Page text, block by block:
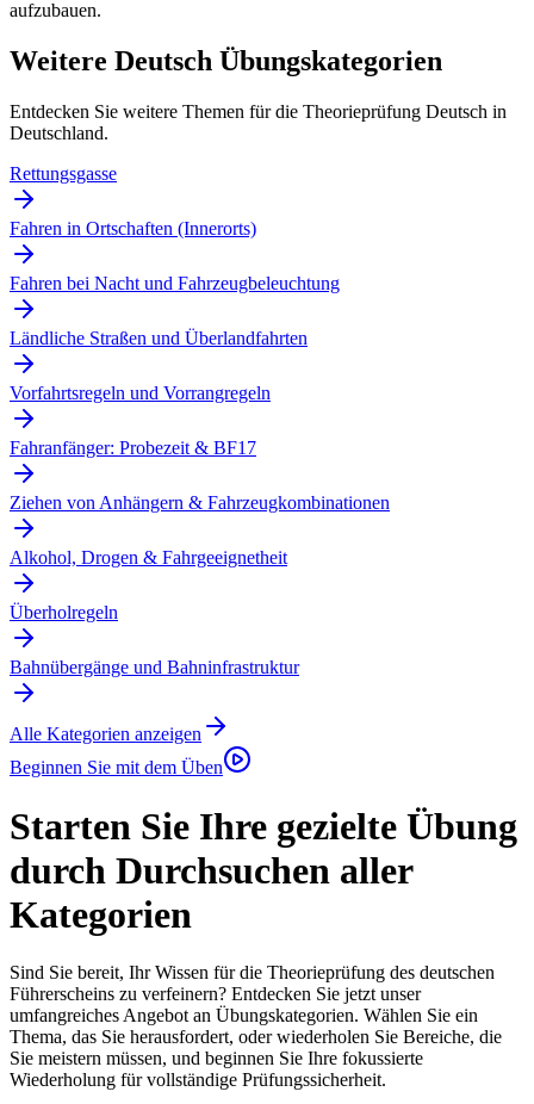
aufzubauen.
Weitere Deutsch Übungskategorien
Entdecken Sie weitere Themen für die Theorieprüfung Deutsch in
Deutschland.
Rettungsgasse
Fahren in Ortschaften (Innerorts)
Fahren bei Nacht und Fahrzeugbeleuchtung
Ländliche Straßen und Überlandfahrten
Vorfahrtsregeln und Vorrangregeln
Fahranfänger: Probezeit & BF17
Ziehen von Anhängern & Fahrzeugkombinationen
Alkohol, Drogen & Fahrgeeignetheit
Überholregeln
Bahnübergänge und Bahninfrastruktur
Alle Kategorien anzeigen
Beginnen Sie mit dem Üben
Starten Sie Ihre gezielte Übung
durch Durchsuchen aller
Kategorien
Sind Sie bereit, Ihr Wissen für die Theorieprüfung des deutschen
Führerscheins zu verfeinern? Entdecken Sie jetzt unser
umfangreiches Angebot an Übungskategorien. Wählen Sie ein
Thema, das Sie herausfordert, oder wiederholen Sie Bereiche, die
Sie meistern müssen, und beginnen Sie Ihre fokussierte
Wiederholung für vollständige Prüfungssicherheit.